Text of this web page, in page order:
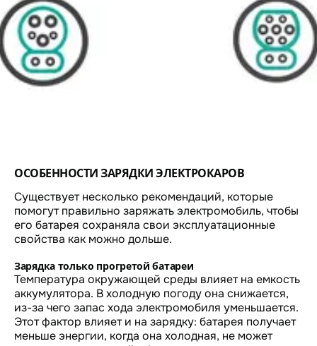
ОСОБЕННОСТИ ЗАРЯДКИ ЭЛЕКТРОКАРОВ
Существует несколько рекомендаций, которые
помогут правильно заряжать электромобиль, чтобы
его батарея сохраняла свои эксплуатационные
свойства как можно дольше.
Зарядка только прогретой батареи
Температура окружающей среды влияет на емкость
аккумулятора. В холодную погоду она снижается,
из-за чего запас хода электромобиля уменьшается.
Этот фактор влияет и на зарядку: батарея получает
меньше энергии, когда она холодная, не может